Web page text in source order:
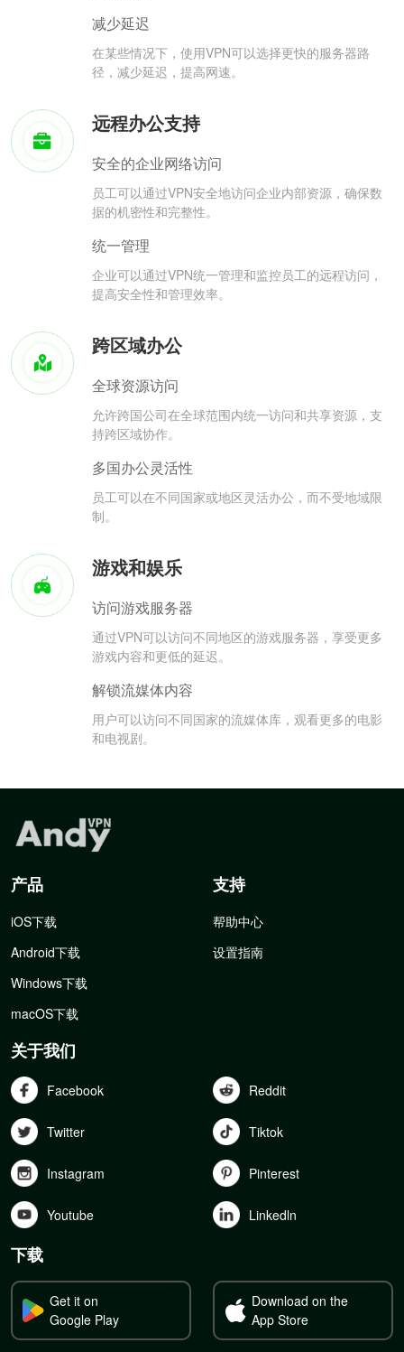
减少延迟
在某些情况下，使用VPN可以选择更快的服务器路
径，减少延迟，提高网速。
远程办公支持
安全的企业网络访问
员工可以通过VPN安全地访问企业内部资源，确保数
据的机密性和完整性。
统一管理
企业可以通过VPN统一管理和监控员工的远程访问，
提高安全性和管理效率。
跨区域办公
全球资源访问
允许跨国公司在全球范围内统一访问和共享资源，支
持跨区域协作。
多国办公灵活性
员工可以在不同国家或地区灵活办公，而不受地域限
制。
游戏和娱乐
访问游戏服务器
通过VPN可以访问不同地区的游戏服务器，享受更多
游戏内容和更低的延迟。
解锁流媒体内容
用户可以访问不同国家的流媒体库，观看更多的电影
和电视剧。
产品
iOS下载
Android下载
Windows下载
macOS下载
支持
帮助中心
设置指南
关于我们
Facebook Reddit
Twitter Tiktok
Instagram Pinterest
Youtube Linkedln
下载
Get it on
Google Play
Download on the
App Store